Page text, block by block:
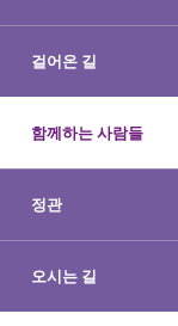
걸어온 길
함께하는 사람들
정관
오시는 길